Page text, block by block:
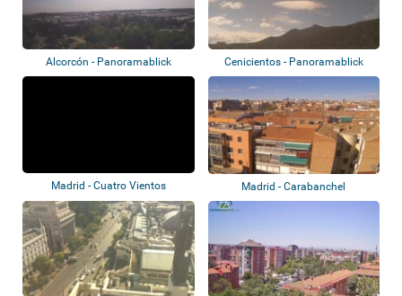
Alcorcón - Panoramablick Cenicientos - Panoramablick
Madrid - Cuatro Vientos Madrid - Carabanchel